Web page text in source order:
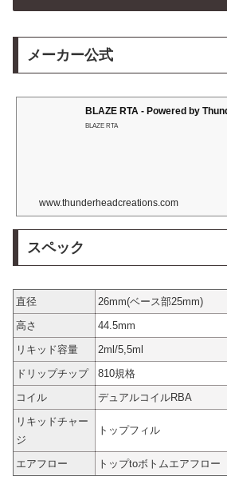
メーカー公式
BLAZE RTA - Powered by
BLAZE RTA
www.thunderheadcreations.com
スペック
直径
26mm(ベース部25mm)
高さ
44.5mm
リキッド容量
2ml/5,5ml
ドリップチップ
810規格
コイル
デュアルコイルRBA
リキッドチャー
ジ
トップフィル
エアフロー トップtoボトムエアフロー